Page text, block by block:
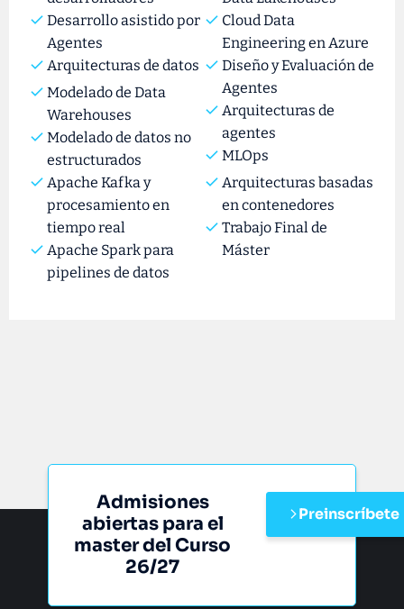
Desarrollo asistido por
Agentes
Arquitecturas de datos
Modelado de Data
Warehouses
Modelado de datos no
estructurados
Apache Kafka y
procesamiento en
tiempo real
Apache Spark para
pipelines de datos
Cloud Data
Engineering en Azure
Diseño y Evaluación de
Agentes
Arquitecturas de
agentes
MLOps
Arquitecturas basadas
en contenedores
Trabajo Final de
Máster
Admisiones
abiertas para el
master del Curso
26/27
Preinscríbete